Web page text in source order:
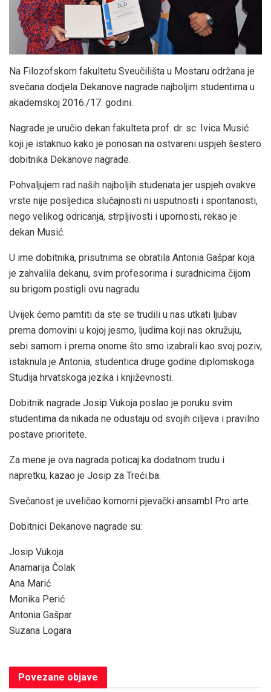
Na Filozofskom fakultetu Sveučilišta u Mostaru održana je
svečana dodjela Dekanove nagrade najboljim studentima u
akademskoj 2016./17. godini.
Nagrade je uručio dekan fakulteta prof. dr. sc. Ivica Musić
koji je istaknuo kako je ponosan na ostvareni uspjeh šestero
dobitnika Dekanove nagrade.
Pohvaljujem rad naših najboljih studenata jer uspjeh ovakve
vrste nije posljedica slučajnosti ni usputnosti i spontanosti,
nego velikog odricanja, strpljivosti i upornosti, rekao je
dekan Musić.
U ime dobitnika, prisutnima se obratila Antonia Gašpar koja
je zahvalila dekanu, svim profesorima i suradnicima čijom
su brigom postigli ovu nagradu.
Uvijek ćemo pamtiti da ste se trudili u nas utkati ljubav
prema domovini u kojoj jesmo, ljudima koji nas okružuju,
sebi samom i prema onome što smo izabrali kao svoj poziv,
istaknula je Antonia, studentica druge godine diplomskoga
Studija hrvatskoga jezika i književnosti.
Dobitnik nagrade Josip Vukoja poslao je poruku svim
studentima da nikada ne odustaju od svojih ciljeva i pravilno
postave prioritete.
Za mene je ova nagrada poticaj ka dodatnom trudu i
napretku, kazao je Josip za Treći.ba.
Svečanost je uveličao komorni pjevački ansambl Pro arte.
Dobitnici Dekanove nagrade su:
Josip Vukoja
Anamarija Čolak
Ana Marić
Monika Perić
Antonia Gašpar
Suzana Logara
Povezane objave